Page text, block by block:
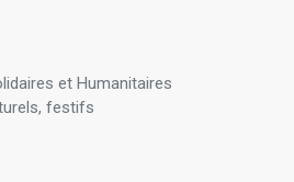
et Humanitaires
festifs